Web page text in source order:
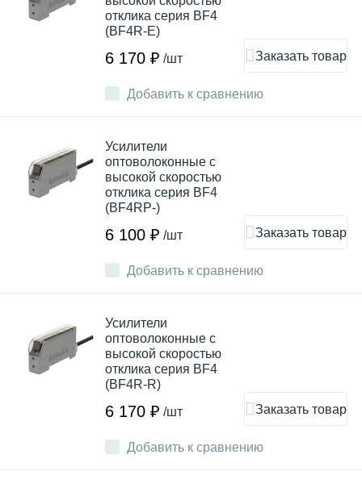
Добавить к сравнению
отклика серия BF4
(BF4R-E)
6 170 ₽ /шт Заказать товар
Добавить к сравнению
Усилители
оптоволоконные с
высокой скоростью
отклика серия BF4
(BF4RP-)
6 100 ₽ /шт Заказать товар
Добавить к сравнению
Усилители
оптоволоконные с
высокой скоростью
отклика серия BF4
(BF4R-R)
6 170 ₽ /шт Заказать товар